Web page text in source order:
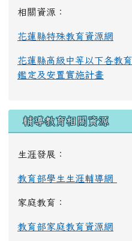
相關資源：
花蓮縣特殊教育資源網
花蓮縣高級中等以下各教
鑑定及安置實施計畫
輔導教育相關資源
生涯發展：
教育部學生生涯輔導網
家庭教育：
教育部家庭教育資源網